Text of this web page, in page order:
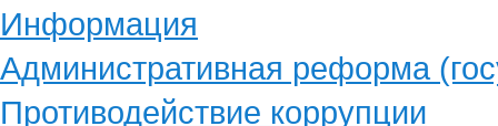
Информация
Административная реформа
Противодействие коррупции